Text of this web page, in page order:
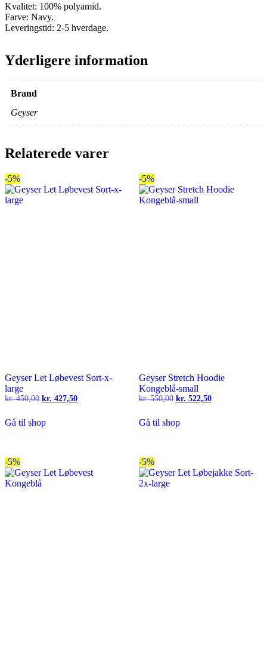
Kvalitet: 100% polyamid.
Farve: Navy.
Leveringstid: 2-5 hverdage.
Yderligere information
Brand
Geyser
Relaterede varer
-5%
Geyser Let Løbevest Sort-x-
large
kr.450,00 Den
var:
kr. 427,50Den
Gå til shop
-5%
Geyser Stretch Hoodie
Kongeblå-small
kr.550,00 Den
var:
kr. 522,50Den
Gå til shop
-5% -5%